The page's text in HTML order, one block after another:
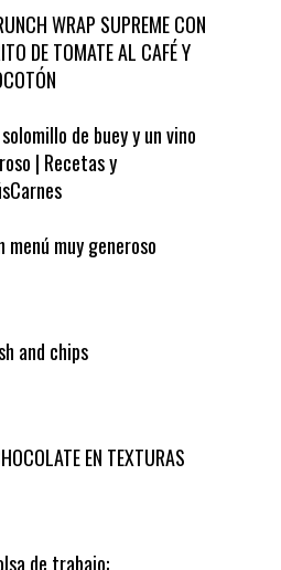
DE TOMATE AL CAFÉ Y
| Recetas y